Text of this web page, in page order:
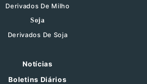
Derivados De Milho
Soja
Derivados De Soja
Notícias
Boletins Diários